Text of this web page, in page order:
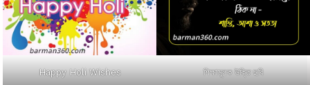
Happy Holi Wishes শিক্ষামূলক উক্তি ছবি